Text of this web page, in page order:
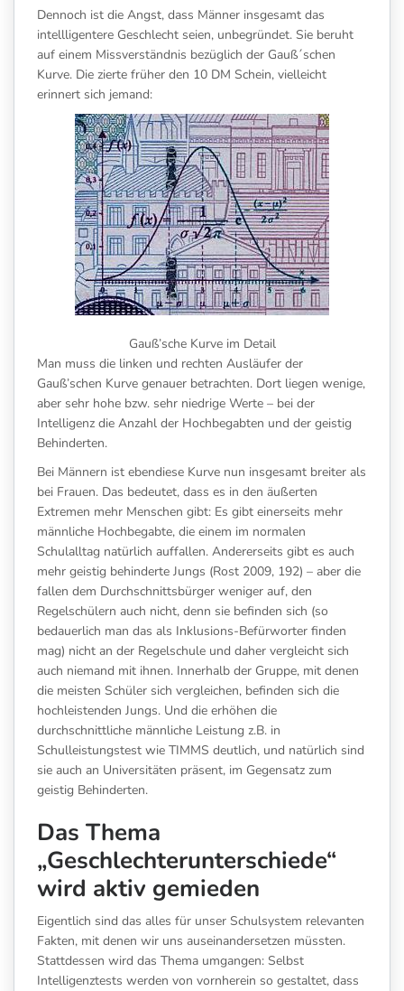
Dennoch ist die Angst, dass Männer insgesamt das
intellligentere Geschlecht seien, unbegründet. Sie beruht
auf einem Missverständnis bezüglich der Gauß´schen
Kurve. Die zierte früher den 10 DM Schein, vielleicht
erinnert sich jemand:
Gauß’sche Kurve im Detail
Man muss die linken und rechten Ausläufer der
Gauß’schen Kurve genauer betrachten. Dort liegen wenige,
aber sehr hohe bzw. sehr niedrige Werte – bei der
Intelligenz die Anzahl der Hochbegabten und der geistig
Behinderten.
Bei Männern ist ebendiese Kurve nun insgesamt breiter als
bei Frauen. Das bedeutet, dass es in den äußerten
Extremen mehr Menschen gibt: Es gibt einerseits mehr
männliche Hochbegabte, die einem im normalen
Schulalltag natürlich auffallen. Andererseits gibt es auch
mehr geistig behinderte Jungs (Rost 2009, 192) – aber die
fallen dem Durchschnittsbürger weniger auf, den
Regelschülern auch nicht, denn sie befinden sich (so
bedauerlich man das als Inklusions-Befürworter finden
mag) nicht an der Regelschule und daher vergleicht sich
auch niemand mit ihnen. Innerhalb der Gruppe, mit denen
die meisten Schüler sich vergleichen, befinden sich die
hochleistenden Jungs. Und die erhöhen die
durchschnittliche männliche Leistung z.B. in
Schulleistungstest wie TIMMS deutlich, und natürlich sind
sie auch an Universitäten präsent, im Gegensatz zum
geistig Behinderten.
Das Thema
„Geschlechterunterschiede“
wird aktiv gemieden
Eigentlich sind das alles für unser Schulsystem relevanten
Fakten, mit denen wir uns auseinandersetzen müssten.
Stattdessen wird das Thema umgangen: Selbst
Intelligenztests werden von vornherein so gestaltet, dass